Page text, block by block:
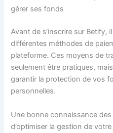
gérer ses fonds
Avant de s’inscrire sur Betify,
différentes méthodes de
plateforme. Ces moyens de
seulement être pratiques,
garantir la protection de vos
personnelles.
Une bonne connaissance
d’optimiser la gestion de